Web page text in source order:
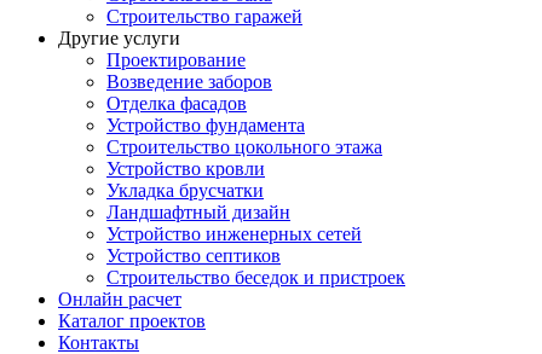
Строительство гаражей
Другие услуги
Проектирование
Возведение заборов
Отделка фасадов
Устройство фундамента
Строительство цокольного этажа
Устройство кровли
Укладка брусчатки
Ландшафтный дизайн
Устройство инженерных сетей
Устройство септиков
Строительство беседок и пристроек
Онлайн расчет
Каталог проектов
Контакты